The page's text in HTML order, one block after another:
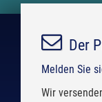
Der
Melden Sie
Wir